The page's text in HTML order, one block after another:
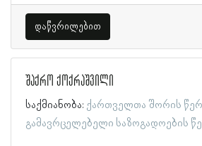
დაწვრილებით
შაქრო ქოქრაშვილი
საქმიანობა: ქართველთა შორის
გამავრცელებელი საზოგადოების